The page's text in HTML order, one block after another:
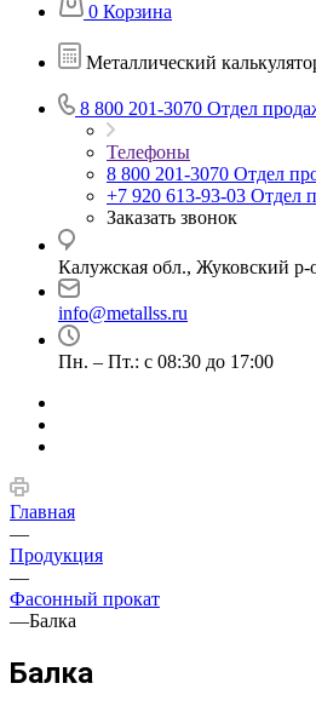
0 Корзина
Металлический
8 800 201-3070 Отдел
Телефоны
8 800 201-3070 Отдел
+7 920 613-93-03 Отдел
Заказать звонок
Калужская обл., Жуковский р-
info@metallss.ru
Пн. – Пт.: с 08:30 до 17:00
Главная
—
Продукция
—
Фасонный прокат
—Балка
Балка